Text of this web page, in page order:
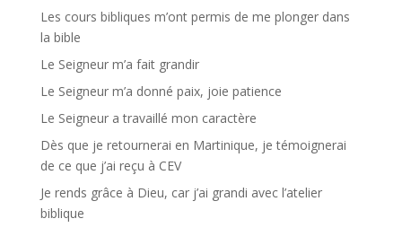
Les cours bibliques m’ont permis de me plonger dans
la bible
Le Seigneur m’a fait grandir
Le Seigneur m’a donné paix, joie patience
Le Seigneur a travaillé mon caractère
Dès que je retournerai en Martinique, je témoignerai
de ce que j’ai reçu à CEV
Je rends grâce à Dieu, car j’ai grandi avec l’atelier
biblique